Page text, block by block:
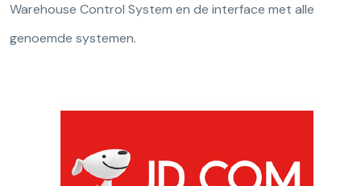
Warehouse Control System en de interface met alle
genoemde systemen.